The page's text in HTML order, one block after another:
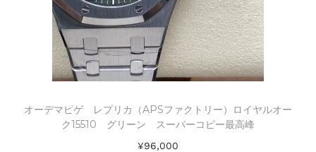
オーデマピゲ レプリカ（APSファクトリー）ロイヤルオー
ク15510 グリーン スーパーコピー最高峰
¥96,000